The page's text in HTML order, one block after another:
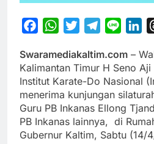
FacebookWhatsApp
TwitterTelegram
Line
Swaramediakaltim.com –
Kalimantan Timur H Seno
Institut Karate-Do Nasional
menerima kunjungan
Guru PB Inkanas Ellong
PB Inkanas lainnya, di
Gubernur Kaltim, Sabtu (14/